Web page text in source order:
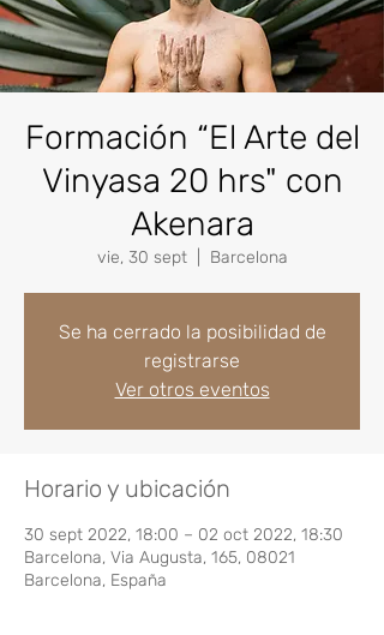
Formación “El Arte del
Vinyasa 20 hrs" con
Akenara
vie, 30 sept
  |
Barcelona
Se ha cerrado la posibilidad de
registrarse
Ver otros eventos
Horario y ubicación
30 sept 2022, 18:00 – 02 oct 2022, 18:30
Barcelona, Via Augusta, 165, 08021
Barcelona, España